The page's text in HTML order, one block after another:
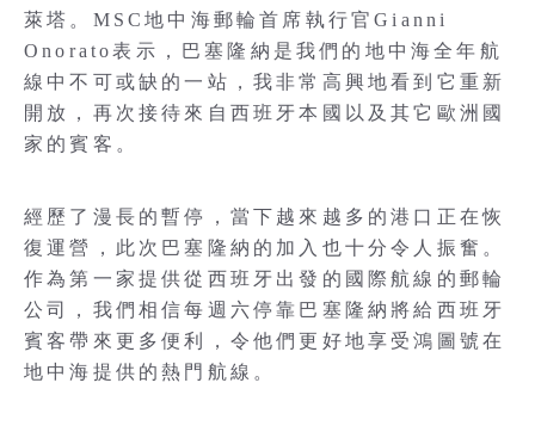
萊塔。MSC地中海郵輪首席執行官Gianni
Onorato表示，巴塞隆納是我們的地中海全年航
線中不可或缺的一站，我非常高興地看到它重新
開放，再次接待來自西班牙本國以及其它歐洲國
家的賓客。
經歷了漫長的暫停，當下越來越多的港口正在恢
復運營，此次巴塞隆納的加入也十分令人振奮。
作為第一家提供從西班牙出發的國際航線的郵輪
公司，我們相信每週六停靠巴塞隆納將給西班牙
賓客帶來更多便利，令他們更好地享受鴻圖號在
地中海提供的熱門航線。